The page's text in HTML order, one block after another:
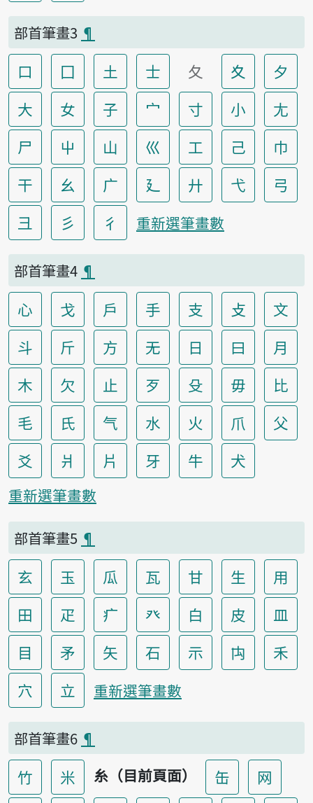
部首筆畫3 ¶
口 囗 土 士 夂 夊
夕
大
女 子 宀 寸 小
尢
尸
屮 山 巛 工 己
巾
干
幺 广 廴 廾 弋
弓
彐
彡 彳 重新選筆畫數
部首筆畫4 ¶
心 戈 戶 手 支 攴
文
斗
斤 方 无 日 曰
月
木
欠 止 歹 殳 毋
比
毛
氏 气 水 火 爪
父
爻
爿 片 牙 牛 犬
重新選筆畫數
部首筆畫5 ¶
玄 玉 瓜 瓦 甘 生
用
田
疋 疒 癶 白 皮
皿
目
矛 矢 石 示 禸
禾
穴
立 重新選筆畫數
部首筆畫6 ¶
竹 米 糸（目前頁面） 缶
网